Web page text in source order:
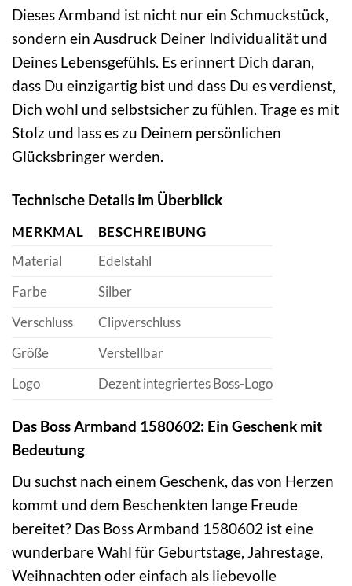
Dieses Armband ist nicht nur ein Schmuckstück,
sondern ein Ausdruck Deiner Individualität und
Deines Lebensgefühls. Es erinnert Dich daran,
dass Du einzigartig bist und dass Du es verdienst,
Dich wohl und selbstsicher zu fühlen. Trage es mit
Stolz und lass es zu Deinem persönlichen
Glücksbringer werden.
Technische Details im Überblick
MERKMAL
BESCHREIBUNG
Material
Edelstahl
Farbe
Silber
Verschluss
Clipverschluss
Größe
Verstellbar
Logo
Dezent integriertes Boss-Logo
Das Boss Armband 1580602: Ein Geschenk mit
Bedeutung
Du suchst nach einem Geschenk, das von Herzen
kommt und dem Beschenkten lange Freude
bereitet? Das Boss Armband 1580602 ist eine
wunderbare Wahl für Geburtstage, Jahrestage,
Weihnachten oder einfach als liebevolle